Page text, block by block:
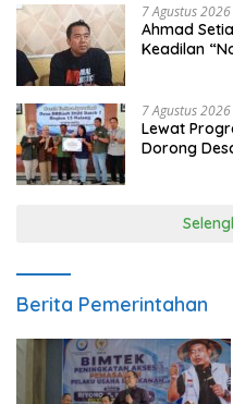
7 Agustus 2026
Ahmad
Keadilan
7 Agustus 2026
Lewat
Dorong
Berita Pemerintahan